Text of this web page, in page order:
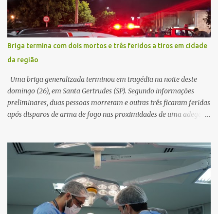
PDF simulando uma comunicação oficial da instituição financeira.
Na sequência, entrou em contato por telefone e encaminhou um
link, orientando a vítima a acessá-lo pelo computador para
concluir a suposta atualização cadastral. Após realizar o
procedimento, a conta bancária ficou bloqueada por algumas
horas. Sem conseguir acessar o sistema, a vítima tentou
novamente contato com o suposto gerente, mas não obteve
resposta. Na segunda-fe...
Briga termina com dois mortos e três feridos a tiros em cidade
da região
Uma briga generalizada terminou em tragédia na noite deste
domingo (26), em Santa Gertrudes (SP). Segundo informações
preliminares, duas pessoas morreram e outras três ficaram feridas
após disparos de arma de fogo nas proximidades de uma adega. O
começado dentro do estabelecimento e se estendido para a área
externa, quando dois homens armados passaram a efetuar
diversos disparos. Duas vítimas morreram ainda no local. Outras
três pessoas foram baleadas e socorridas. Até o momento, não
foram divulgadas informações oficiais sobre o estado de saúde dos
feridos. Equipes da Polícia Militar de Santa Gertrudes atenderam a